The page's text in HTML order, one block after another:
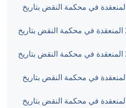
القضية رقم ‎821‏/‎2022‏ المنعقدة في محكمة النقض بتاريخ
القضية رقم ‎1354‏/‎2022‏ المنعقدة في محكمة النقض بتاريخ
القضية رقم ‎1312‏/‎2022‏ المنعقدة في محكمة النقض بتاريخ
القضية رقم ‎519‏/‎2023‏ المنعقدة في محكمة النقض بتاريخ
القضية رقم ‎195‏/‎2022‏ المنعقدة في محكمة النقض بتاريخ